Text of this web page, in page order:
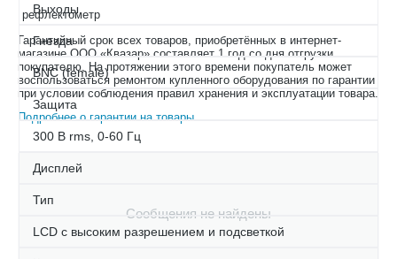
Выходы
Гнезда
BNC (female)
Защита
300 В rms, 0-60 Гц
Дисплей
Тип
LCD с высоким разрешением и подсветкой
рефлектометр
Гарантийный срок всех товаров, приобретённых в интернет-
магазине ООО «Квазар» составляет 1 год со дня отгрузки
покупателю. На протяжении этого времени покупатель может
воспользоваться ремонтом купленного оборудования по гарантии
при условии соблюдения правил хранения и эксплуатации товара.
Подробнее о гарантии на товары
Сообщения не найдены